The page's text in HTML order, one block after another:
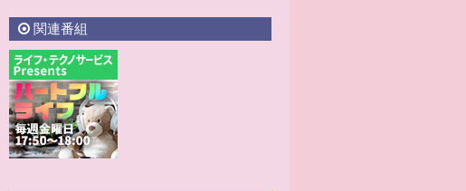
関連番組